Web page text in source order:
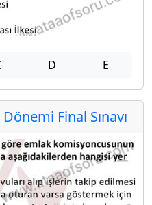
D E
Final Sınavı